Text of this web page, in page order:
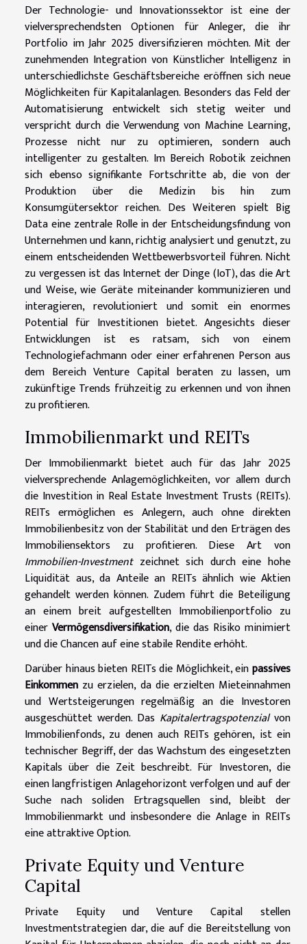
Der Technologie- und Innovationssektor ist eine der
vielversprechendsten Optionen für Anleger, die ihr
Portfolio im Jahr 2025 diversifizieren möchten. Mit der
zunehmenden Integration von Künstlicher Intelligenz in
unterschiedlichste Geschäftsbereiche eröffnen sich neue
Möglichkeiten für Kapitalanlagen. Besonders das Feld der
Automatisierung entwickelt sich stetig weiter und
verspricht durch die Verwendung von Machine Learning,
Prozesse nicht nur zu optimieren, sondern auch
intelligenter zu gestalten. Im Bereich Robotik zeichnen
sich ebenso signifikante Fortschritte ab, die von der
Produktion über die Medizin bis hin zum
Konsumgütersektor reichen. Des Weiteren spielt Big
Data eine zentrale Rolle in der Entscheidungsfindung von
Unternehmen und kann, richtig analysiert und genutzt, zu
einem entscheidenden Wettbewerbsvorteil führen. Nicht
zu vergessen ist das Internet der Dinge (IoT), das die Art
und Weise, wie Geräte miteinander kommunizieren und
interagieren, revolutioniert und somit ein enormes
Potential für Investitionen bietet. Angesichts dieser
Entwicklungen ist es ratsam, sich von einem
Technologiefachmann oder einer erfahrenen Person aus
dem Bereich Venture Capital beraten zu lassen, um
zukünftige Trends frühzeitig zu erkennen und von ihnen
zu profitieren.
Immobilienmarkt und REITs
Der Immobilienmarkt bietet auch für das Jahr 2025
vielversprechende Anlagemöglichkeiten, vor allem durch
die Investition in Real Estate Investment Trusts (REITs).
REITs ermöglichen es Anlegern, auch ohne direkten
Immobilienbesitz von der Stabilität und den Erträgen des
Immobiliensektors zu profitieren. Diese Art von
Immobilien-Investmentzeichnet sich durch eine hohe
Liquidität aus, da Anteile an REITs ähnlich wie Aktien
gehandelt werden können. Zudem führt die Beteiligung
an einem breit aufgestellten Immobilienportfolio zu
einer Vermögensdiversifikation, die das Risiko minimiert
und die Chancen auf eine stabile Rendite erhöht.
Darüber hinaus bieten REITs die Möglichkeit, einpassives
Einkommen zu erzielen, da die erzielten Mieteinnahmen
und Wertsteigerungen regelmäßig an die Investoren
ausgeschüttet werden. Das Kapitalertragspotenzialvon
Immobilienfonds, zu denen auch REITs gehören, ist ein
technischer Begriff, der das Wachstum des eingesetzten
Kapitals über die Zeit beschreibt. Für Investoren, die
einen langfristigen Anlagehorizont verfolgen und auf der
Suche nach soliden Ertragsquellen sind, bleibt der
Immobilienmarkt und insbesondere die Anlage in REITs
eine attraktive Option.
Private Equity und Venture
Capital
Private Equity und Venture Capital stellen
Investmentstrategien dar, die auf die Bereitstellung von